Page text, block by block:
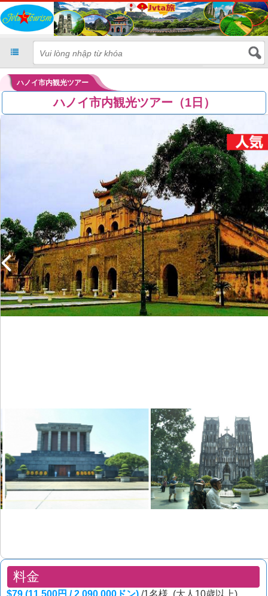
ハノイ市内観光ツアー
ハノイ市内観光ツアー（1日）
料金
$79 (11,500円 / 2,090,000ドン) /1名様 (大人10歳以上)